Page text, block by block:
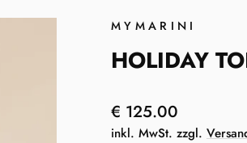
MYMARINI
HOLIDAY
Normaler
Preis
€ 125.00
inkl. MwSt. zzgl.